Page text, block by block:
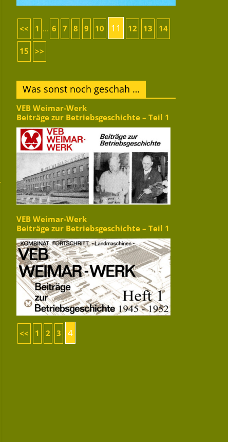
<< 1 ... 6 7 8 9 10 11 12 13 14
15 >>
Was sonst noch geschah …
VEB Weimar-Werk
Beiträge zur Betriebsgeschichte – Teil 1
VEB Weimar-Werk
Beiträge zur Betriebsgeschichte – Teil 1
<< 1 2 3 4